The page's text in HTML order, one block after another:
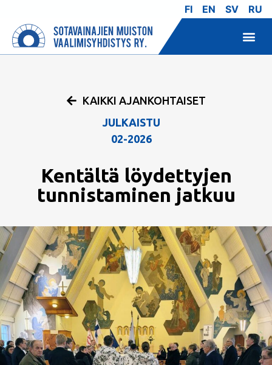
FI EN SV RU
KAIKKI AJANKOHTAISET
Kentältä löydettyjen
tunnistaminen jatkuu
JULKAISTU
02-2026